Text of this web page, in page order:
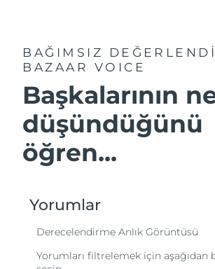
BAĞIMSIZ
BAZAAR VOICE
Başkalarının
düşündüğünü
öğren...